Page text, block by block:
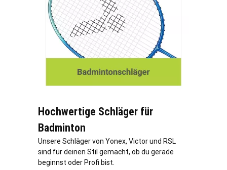
Hochwertige Schläger für
Badminton
Unsere Schläger von Yonex, Victor und RSL
sind für deinen Stil gemacht, ob du gerade
beginnst oder Profi bist.